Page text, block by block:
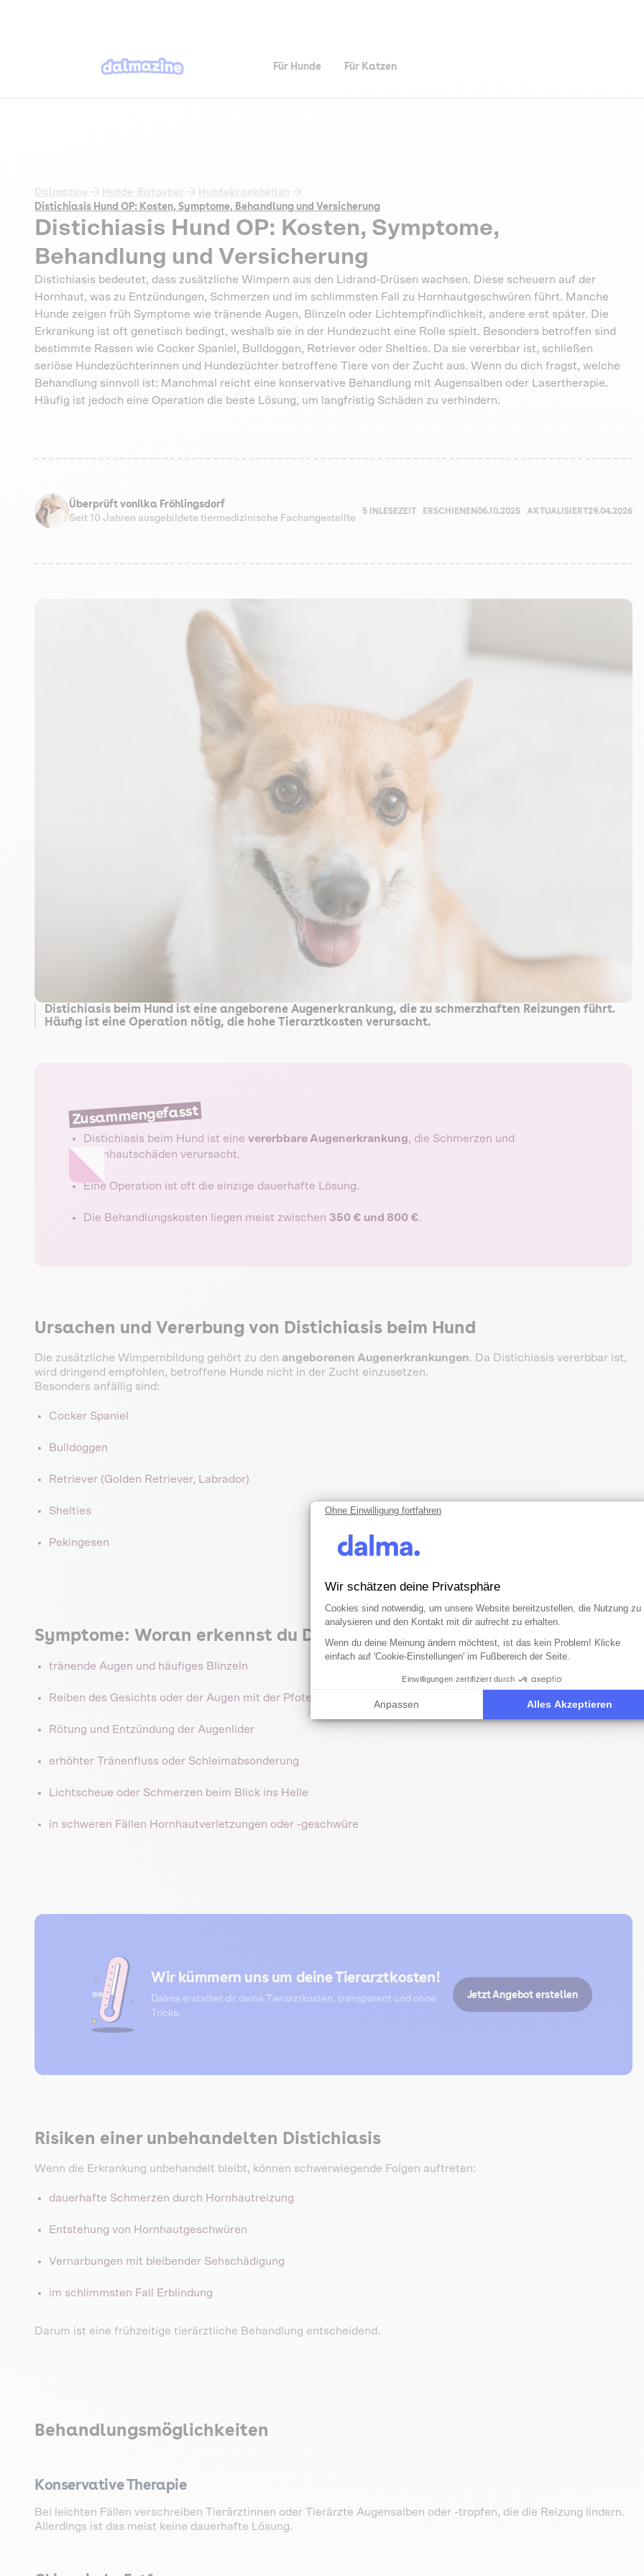
Für Hunde Für Katzen
Dalmazine Hunde-Ratgeber
Hundekrankheiten
Distichiasis Hund OP: Kosten, Symptome, Behandlung und Versicherung
Distichiasis Hund OP: Kosten, Symptome,
Behandlung und Versicherung
Distichiasis bedeutet, dass zusätzliche Wimpern aus den Lidrand-Drüsen wachsen. Diese scheuern auf der
Hornhaut, was zu Entzündungen, Schmerzen und im schlimmsten Fall zu Hornhautgeschwüren führt. Manche
Hunde zeigen früh Symptome wie tränende Augen, Blinzeln oder Lichtempfindlichkeit, andere erst später. Die
Erkrankung ist oft genetisch bedingt, weshalb sie in der Hundezucht eine Rolle spielt. Besonders betroffen sind
bestimmte Rassen wie Cocker Spaniel, Bulldoggen, Retriever oder Shelties. Da sie vererbbar ist, schließen
seriöse Hundezüchterinnen und Hundezüchter betroffene Tiere von der Zucht aus. Wenn du dich fragst, welche
Behandlung sinnvoll ist: Manchmal reicht eine konservative Behandlung mit Augensalben oder Lasertherapie.
Häufig ist jedoch eine Operation die beste Lösung, um langfristig Schäden zu verhindern.
Überprüft von Ilka Fröhlingsdorf
Seit 10 Jahren ausgebildete tiermedizinische Fachangestellte
5 IN LESEZEIT ERSCHIENEN06.10.2025 AKTUALISIERT29.04.2026
Distichiasis beim Hund ist eine angeborene Augenerkrankung, die zu schmerzhaften Reizungen führt.
Häufig ist eine Operation nötig, die hohe Tierarztkosten verursacht.
Zusammengefasst
Distichiasis beim Hund ist eine vererbbare Augenerkrankung, die Schmerzen und
Hornhautschäden verursacht.
Eine Operation ist oft die einzige dauerhafte Lösung.
Die Behandlungskosten liegen meist zwischen 350 € und 800 €.
Ursachen und Vererbung von Distichiasis beim Hund
Die zusätzliche Wimpernbildung gehört zu den angeborenen Augenerkrankungen. Da Distichiasis vererbbar ist,
wird dringend empfohlen, betroffene Hunde nicht in der Zucht einzusetzen.
Besonders anfällig sind:
Cocker Spaniel
Bulldoggen
Retriever (Golden Retriever, Labrador)
Shelties
Pekingesen
Symptome: Woran erkennst du Distichiasis beim Hund?
tränende Augen und häufiges Blinzeln
Reiben des Gesichts oder der Augen mit der Pfote
Rötung und Entzündung der Augenlider
erhöhter Tränenfluss oder Schleimabsonderung
Lichtscheue oder Schmerzen beim Blick ins Helle
in schweren Fällen Hornhautverletzungen oder -geschwüre
Wir kümmern uns um deine Tierarztkosten!
Dalma erstattet dir deine Tierarztkosten, transparent und ohne
Tricks.
Jetzt Angebot erstellen
Risiken einer unbehandelten Distichiasis
Wenn die Erkrankung unbehandelt bleibt, können schwerwiegende Folgen auftreten:
dauerhafte Schmerzen durch Hornhautreizung
Entstehung von Hornhautgeschwüren
Vernarbungen mit bleibender Sehschädigung
im schlimmsten Fall Erblindung
Darum ist eine frühzeitige tierärztliche Behandlung entscheidend.
Behandlungsmöglichkeiten
Konservative Therapie
Bei leichten Fällen verschreiben Tierärztinnen oder Tierärzte Augensalben oder -tropfen, die die Reizung lindern.
Allerdings ist das meist keine dauerhafte Lösung.
Ohne Einwilligung fortfahren
Wir schätzen deine Privatsphäre
Einwilligungsmanagementplattform:
Cookies sind notwendig, um unsere Website bereitzustellen, die Nutzung zu
analysieren und den Kontakt mit dir aufrecht zu erhalten.
Wenn du deine Meinung ändern möchtest, ist das kein Problem! Klicke
einfach auf 'Cookie-Einstellungen' im Fußbereich der Seite.
Einwilligungen zertifiziert durch
Anpassen Alles Akzeptieren